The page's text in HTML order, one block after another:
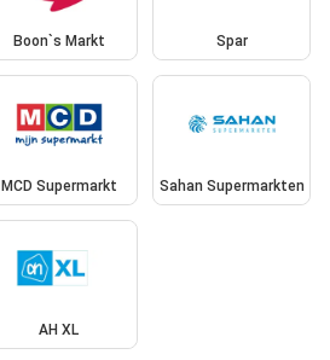
Boon`s Markt Spar
MCD Supermarkt Sahan Supermarkten
AH XL